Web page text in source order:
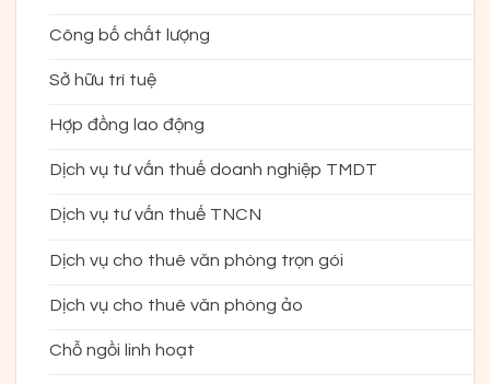
Công bố chất lượng
Sở hữu trí tuệ
Hợp đồng lao động
Dịch vụ tư vấn thuế doanh nghiệp TMDT
Dịch vụ tư vấn thuế TNCN
Dịch vụ cho thuê văn phòng trọn gói
Dịch vụ cho thuê văn phòng ảo
Chỗ ngồi linh hoạt